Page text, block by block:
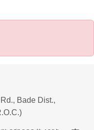
Bade Dist.,